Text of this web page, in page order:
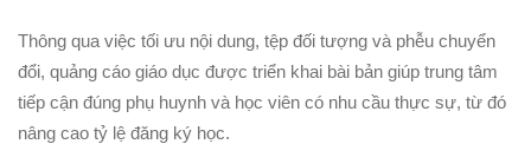
Thông qua việc tối ưu nội dung, tệp đối tượng và phễu chuyển
đổi, quảng cáo giáo dục được triển khai bài bản giúp trung tâm
tiếp cận đúng phụ huynh và học viên có nhu cầu thực sự, từ đó
nâng cao tỷ lệ đăng ký học.